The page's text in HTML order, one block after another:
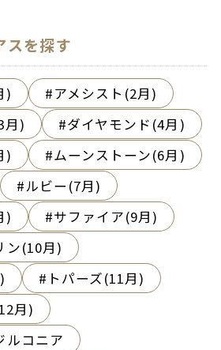
スを探す
)
アメシスト(2月)
月)
ダイヤモンド(4月)
)
ムーンストーン(6月)
ルビー(7月)
)
サファイア(9月)
ン(10月)
トパーズ(11月)
月)
ルコニア